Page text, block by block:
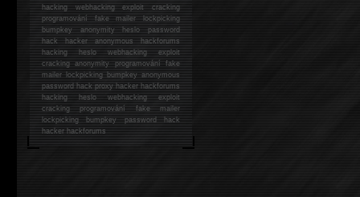
hackingwebhacking exploit cracking
programování fake mailer lockpicking
bumpkey anonymity heslo password
hackhacker anonymous hackforums
hackingheslo webhacking exploit
cracking anonymity programování fake
mailer lockpicking bumpkey anonymous
password hack proxy hacker hackforums
hacking heslo webhacking exploit
cracking programování fake mailer
lockpicking bumpkey password hack
hackerhackforums